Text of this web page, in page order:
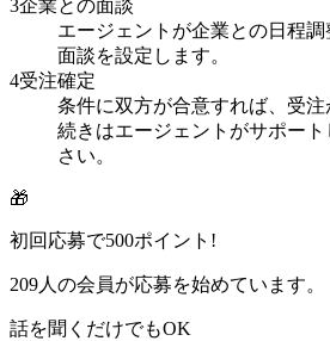
3企業との面談
エージェントが企業との日程
面談を設定します。
4受注確定
条件に双方が合意すれば、受
続きはエージェントがサポー
さい。
🎁
初回応募で500ポイント!
209人の会員が応募を始めています。
話を聞くだけでもOK